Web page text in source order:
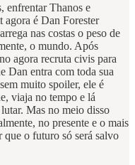
enfrentar Thanos e
agora é Dan Forester
nas costas o peso de
o mundo. Após
agora recruta civis para
Dan entra com toda sua
muito spoiler, ele é
viaja no tempo e lá
Mas no meio disso
no presente e o mais
o futuro só será salvo